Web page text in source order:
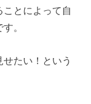
とによって自
。
たい！という